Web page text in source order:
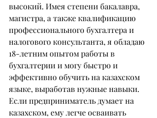
высокий. Имея степени бакалавра,
магистра, а также квалификацию
профессионального бухгалтера и
налогового консультанта, я обладаю
18-летним опытом работы в
бухгалтерии и могу быстро и
эффективно обучить на казахском
языке, выработав нужные навыки.
Если предприниматель думает на
казахском, ему легче осваивать